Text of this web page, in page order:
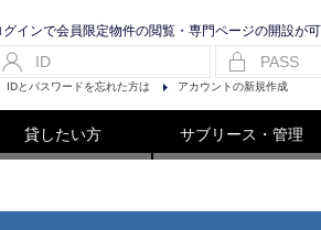
グインで会員限定物件の閲覧・専門ページの開設が
IDとパスワードを忘れた方は アカウントの新規作成
貸したい方 サブリース・管理